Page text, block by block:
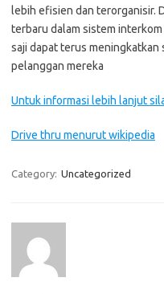
lebih efisien dan terorganisir.
terbaru dalam sistem
saji dapat terus meningkatkan
pelanggan mereka
Untuk informasi lebih lanjut
Drive thru menurut wikipedia
Category: Uncategorized